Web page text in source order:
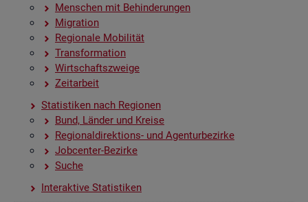
Men­schen mit Be­hin­de­run­gen
Mi­gra­ti­on
Re­gio­na­le Mo­bi­li­tät
Trans­for­ma­ti­on
Wirt­schafts­zwei­ge
Zeit­ar­beit
Sta­tis­ti­ken nach Re­gio­nen
Bund, Län­der und Krei­se
Re­gio­nal­di­rek­ti­ons- und Agen­tur­be­zir­ke
Job­cen­ter-Be­zir­ke
Suche
In­ter­ak­ti­ve Sta­tis­ti­ken